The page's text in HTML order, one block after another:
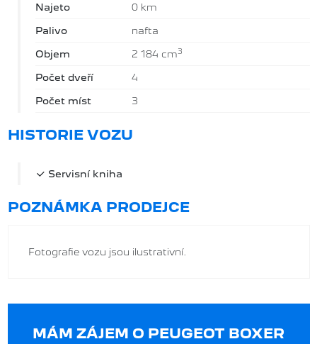
Najeto 0 km
Palivo nafta
Objem 2 184 cm3
Počet dveří 4
Počet míst 3
HISTORIE VOZU
Servisní kniha
POZNÁMKA PRODEJCE
Fotografie vozu jsou ilustrativní.
MÁM ZÁJEM O PEUGEOT BOXER